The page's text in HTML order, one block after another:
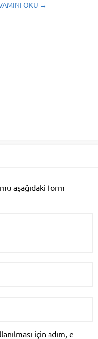
Özellikle apartman
OKU →
aşağıdaki form
için adım, e-